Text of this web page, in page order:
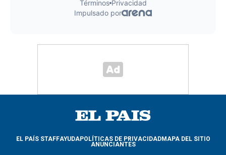
EL PAÍS STAFFAYUDAPOLÍTICAS DE PRIVACIDADMAPA DEL SITIO
ANUNCIANTES